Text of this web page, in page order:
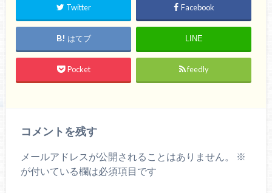
Twitter Facebook
はてブ LINE
Pocket feedly
コメントを残す
メールアドレスが公開されることはありません。
※
が付いている欄は必須項目です